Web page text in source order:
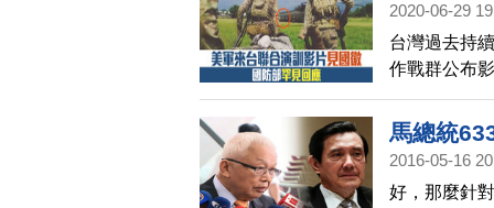
2020-06-29
台灣過去持
作戰群公布
同演訓的任
馬總統
2016-05-16
好，那麼針